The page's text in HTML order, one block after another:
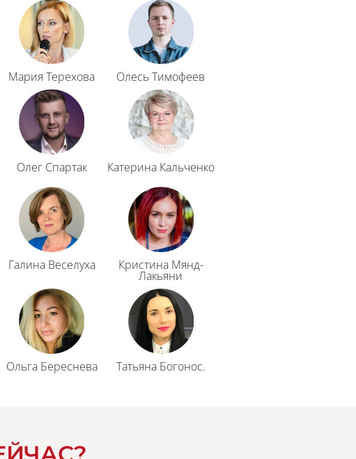
Мария Терехова Олесь Тимофеев
Олег Спартак Катерина Кальченко
Галина Веселуха Кристина Мянд-
Лакьяни
Ольга Береснева Татьяна Богонос.